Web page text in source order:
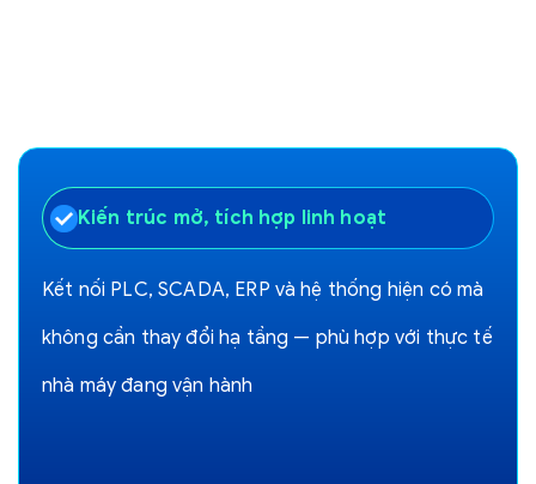
Kiến trúc mở, tích hợp linh hoạt
Kết nối PLC, SCADA, ERP và hệ thống hiện có mà
không cần thay đổi hạ tầng — phù hợp với thực tế
nhà máy đang vận hành